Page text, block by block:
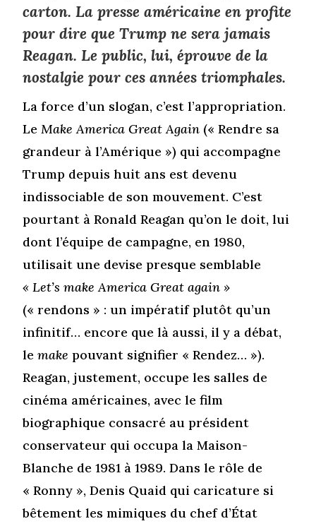
carton. La presse américaine en profite
pour dire que Trump ne sera jamais
Reagan. Le public, lui, éprouve de la
nostalgie pour ces années triomphales.
La force d’un slogan, c’est l’appropriation.
LeMake America Great Again (« Rendre sa
grandeur à l’Amérique ») qui accompagne
Trump depuis huit ans est devenu
indissociable de son mouvement. C’est
pourtant à Ronald Reagan qu’on le doit, lui
dont l’équipe de campagne, en 1980,
utilisait une devise presque semblable
« Let’s make America Great again »
(« rendons » : un impératif plutôt qu’un
infinitif… encore que là aussi, il y a débat,
lemake pouvant signifier « Rendez… »).
Reagan, justement, occupe les salles de
cinéma américaines, avec le film
biographique consacré au président
conservateur qui occupa la Maison-
Blanche de 1981 à 1989. Dans le rôle de
« Ronny », Denis Quaid qui caricature si
bêtement les mimiques du chef d’État